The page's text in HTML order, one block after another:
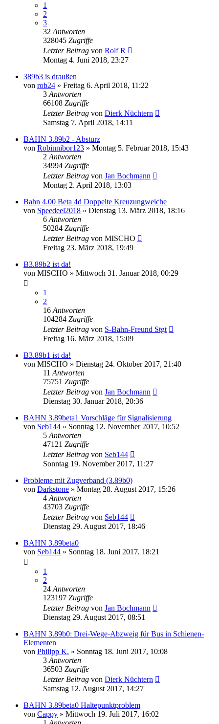
1
2
3
32 Antworten
328045 Zugriffe
Letzter Beitrag von Rolf R
Montag 4. Juni 2018, 23:27
389b3 is draußen
von rob24 » Freitag 6. April 2018, 11:22
3 Antworten
66108 Zugriffe
Letzter Beitrag von Dierk Nüchtern
Samstag 7. April 2018, 14:11
BAHN 3.89b2 - Absturz
von Robinnibor123 » Montag 5. Februar 2018, 15:43
2 Antworten
34994 Zugriffe
Letzter Beitrag von Jan Bochmann
Montag 2. April 2018, 13:03
Bahn 4.00 Beta 4d Doppelte Kreuzungweiche
von Speedeel2018 » Dienstag 13. März 2018, 18:16
6 Antworten
50284 Zugriffe
Letzter Beitrag von MISCHO
Freitag 23. März 2018, 19:49
B3.89b2 ist da!
von MISCHO » Mittwoch 31. Januar 2018, 00:29
1
2
16 Antworten
104284 Zugriffe
Letzter Beitrag von S-Bahn-Freund Stgt
Freitag 16. März 2018, 15:09
B3.89b1 ist da!
von MISCHO » Dienstag 24. Oktober 2017, 21:40
11 Antworten
75751 Zugriffe
Letzter Beitrag von Jan Bochmann
Dienstag 30. Januar 2018, 20:36
BAHN 3.89beta1 Vorschläge für Signalisierung
von Seb144 » Sonntag 12. November 2017, 10:52
5 Antworten
47121 Zugriffe
Letzter Beitrag von Seb144
Sonntag 19. November 2017, 11:27
Probleme mit Zugverband (3.89b0)
von Darkstone » Montag 28. August 2017, 15:26
4 Antworten
43703 Zugriffe
Letzter Beitrag von Seb144
Dienstag 29. August 2017, 18:46
BAHN 3.89beta0
von Seb144 » Sonntag 18. Juni 2017, 18:21
1
2
24 Antworten
123197 Zugriffe
Letzter Beitrag von Jan Bochmann
Dienstag 29. August 2017, 08:51
BAHN 3.89b0: Drei-Wege-Abzweig für Bus in Schienen-
Elementen
von Philipp K. » Sonntag 18. Juni 2017, 10:08
3 Antworten
36503 Zugriffe
Letzter Beitrag von Dierk Nüchtern
Samstag 12. August 2017, 14:27
BAHN 3.89beta0 Haltepunktproblem
von Cappy » Mittwoch 19. Juli 2017, 16:02